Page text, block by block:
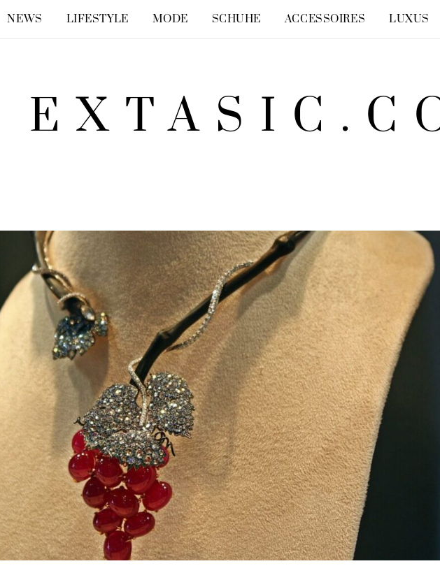
NEWS LIFESTYLE MODE SCHUHE ACCESSOIRES LUXUS